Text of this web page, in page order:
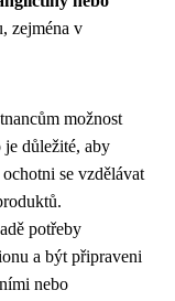
zejména v
možnost
důležité, aby
se vzdělávat
potřeby
a být připraveni
nebo